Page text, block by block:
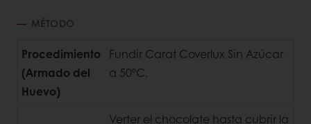
MÉTODO
Procedimiento
(Armado del
Huevo)
Fundir Carat Coverlux Sin Azúcar
a 50ºC.
Verter el chocolate hasta cubrir la